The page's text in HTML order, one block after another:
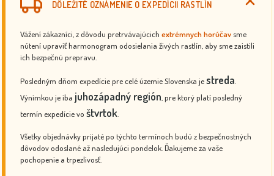
DÔLEŽITÉ OZNÁMENIE O EXPEDÍCII RASTLÍN
Vážení zákazníci, z dôvodu pretrvávajúcich extrémnych horúčav sme
nútení upraviť harmonogram odosielania živých rastlín, aby sme zaistili
ich bezpečnú prepravu.
Posledným dňom expedície pre celé územie Slovenska jestreda
Výnimkou je iba juhozápadný región , pre ktorý platí posledný
termín expedície vo štvrtok
Všetky objednávky prijaté po týchto termínoch budú z bezpečnostných
dôvodov odoslané až nasledujúci pondelok. Ďakujeme za vaše
pochopenie a trpezlivosť.